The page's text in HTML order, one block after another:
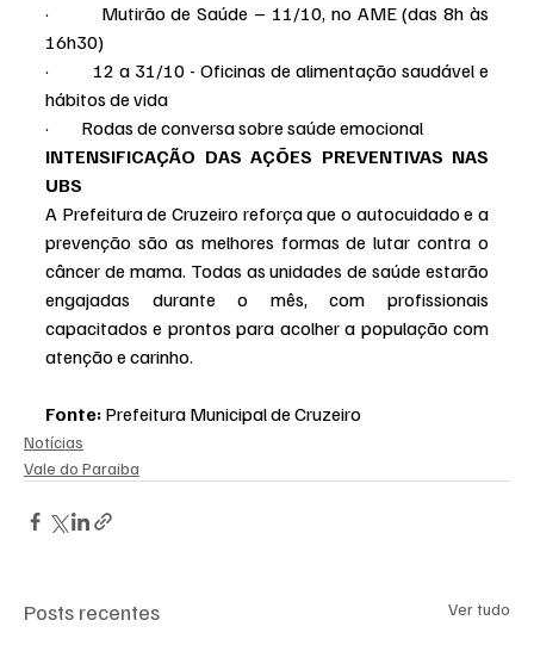
·         Mutirão de Saúde – 11/10, no AME (das 8h às
16h30)
·         12 a 31/10 - Oficinas de alimentação saudável e
hábitos de vida
·         Rodas de conversa sobre saúde emocional
INTENSIFICAÇÃO DAS AÇÕES PREVENTIVAS NAS
UBS
A Prefeitura de Cruzeiro reforça que o autocuidado e a
prevenção são as melhores formas de lutar contra o
câncer de mama. Todas as unidades de saúde estarão
engajadas durante o mês, com profissionais
capacitados e prontos para acolher a população com
atenção e carinho.
Fonte: Prefeitura Municipal de Cruzeiro
Notícias
Vale do Paraiba
Posts recentes Ver tudo